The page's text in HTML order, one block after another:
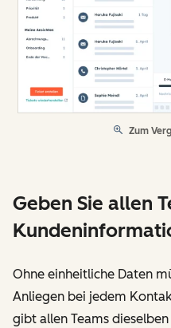
Zum
Geben Sie allen
Ohne einheitliche Daten
Anliegen bei jedem
gibt allen Teams